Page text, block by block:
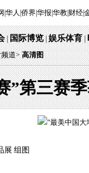
华人 侨界|华报 华教| 财经|
|国际博览|娱乐体育|
道> 高清图
”第三赛
展 组图